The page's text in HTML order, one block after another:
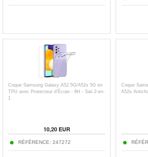
Coque Samsung Galaxy A52 5G/A52s 5G en
TPU avec Protecteur d’Écran - 9H - Saii 2-en-
1
10,20EUR
RÉFÉRENCE: 247272
Coque
A52s